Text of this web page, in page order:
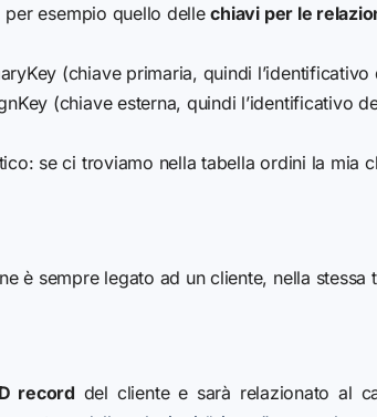
per esempio quello dellechiavi per le
(chiave primaria, quindi
(chiave esterna, quindi l’identificativo
se ci troviamo nella tabella ordini la mia
è sempre legato ad un cliente, nella
record del cliente e sarà relazionato al